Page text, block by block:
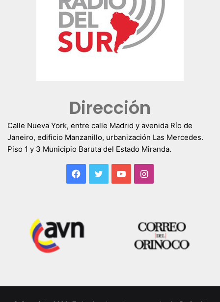
Dirección
Calle Nueva York, entre calle Madrid y avenida Río de
Janeiro, edificio Manzanillo, urbanización Las Mercedes.
Piso 1 y 3 Municipio Baruta del Estado Miranda.
Facebook
TwitterYouTubeInstagram